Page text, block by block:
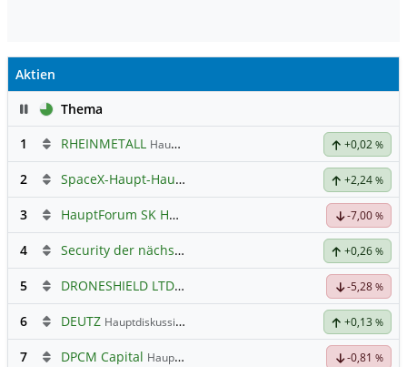
Aktien
PauseThema
1
RHEINMETALL Hauptdiskussion +0,02 %
2 SpaceX-Haupt-Hauptforum +2,24 %
3 HauptForum SK HYNIC -7,00 %
4 Security der nächsten Generation +0,26 %
5 DRONESHIELD LTDHauptdiskussion -5,28 %
6 DEUTZ Hauptdiskussion +0,13 %
7 DPCM Capital Hauptdiskussion -0,81 %